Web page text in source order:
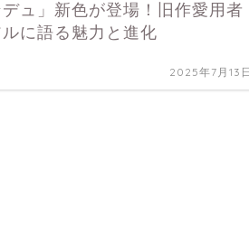
デュ」新色が登場！旧作愛用者
に語る魅力と進化
2025年7月13